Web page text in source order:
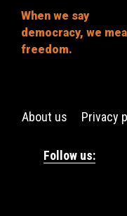
When we say
democracy, we
freedom.
About us Privacy
Follow us: